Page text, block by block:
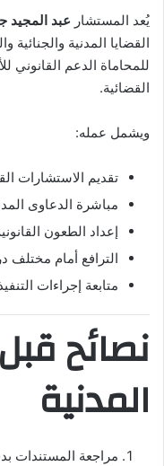
يُعد المستشار عبد المجيد
القضايا المدنية
للمحاماة الدعم القانوني
القضائية.
ويشمل عمله:
تقديم الاستشارات
مباشرة الدعاوى
إعداد الطعون
الترافع أمام مختلف
متابعة إجراءات
نصائح
المدنية
مراجعة المستندات